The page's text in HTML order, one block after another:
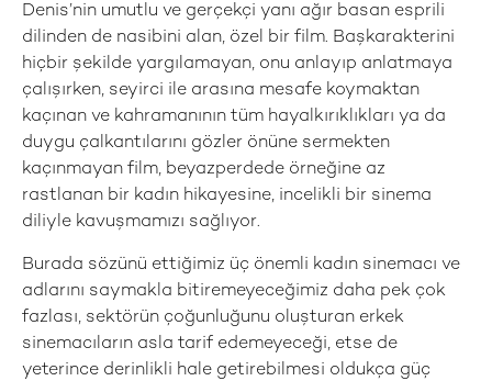
Denis’nin umutlu ve gerçekçi yanı ağır basan esprili
dilinden de nasibini alan, özel bir film. Başkarakterini
hiçbir şekilde yargılamayan, onu anlayıp anlatmaya
çalışırken, seyirci ile arasına mesafe koymaktan
kaçınan ve kahramanının tüm hayalkırıklıkları ya da
duygu çalkantılarını gözler önüne sermekten
kaçınmayan film, beyazperdede örneğine az
rastlanan bir kadın hikayesine, incelikli bir sinema
diliyle kavuşmamızı sağlıyor.
Burada sözünü ettiğimiz üç önemli kadın sinemacı ve
adlarını saymakla bitiremeyeceğimiz daha pek çok
fazlası, sektörün çoğunluğunu oluşturan erkek
sinemacıların asla tarif edemeyeceği, etse de
yeterince derinlikli hale getirebilmesi oldukça güç